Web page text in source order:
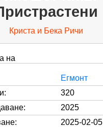
Криста и Бека Ричи
Егмонт
320
2025
2025-02-05